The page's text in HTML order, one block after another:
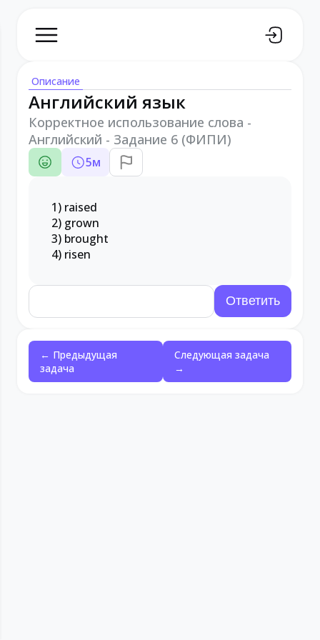
Описание
Английский язык
Корректное использование слова -
Английский - Задание 6 (ФИПИ)
5м
1) raised
2) grown
3) brought
4) risen
← Предыдущая
задача
Следующая задача
→